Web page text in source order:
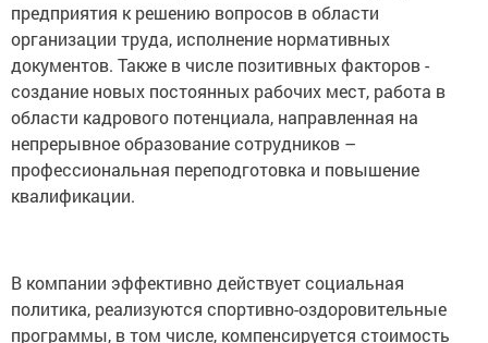
предприятия к решению вопросов в области
организации труда, исполнение нормативных
документов. Также в числе позитивных факторов -
создание новых постоянных рабочих мест, работа в
области кадрового потенциала, направленная на
непрерывное образование сотрудников –
профессиональная переподготовка и повышение
квалификации.
В компании эффективно действует социальная
политика, реализуются спортивно-оздоровительные
программы, в том числе, компенсируется стоимость